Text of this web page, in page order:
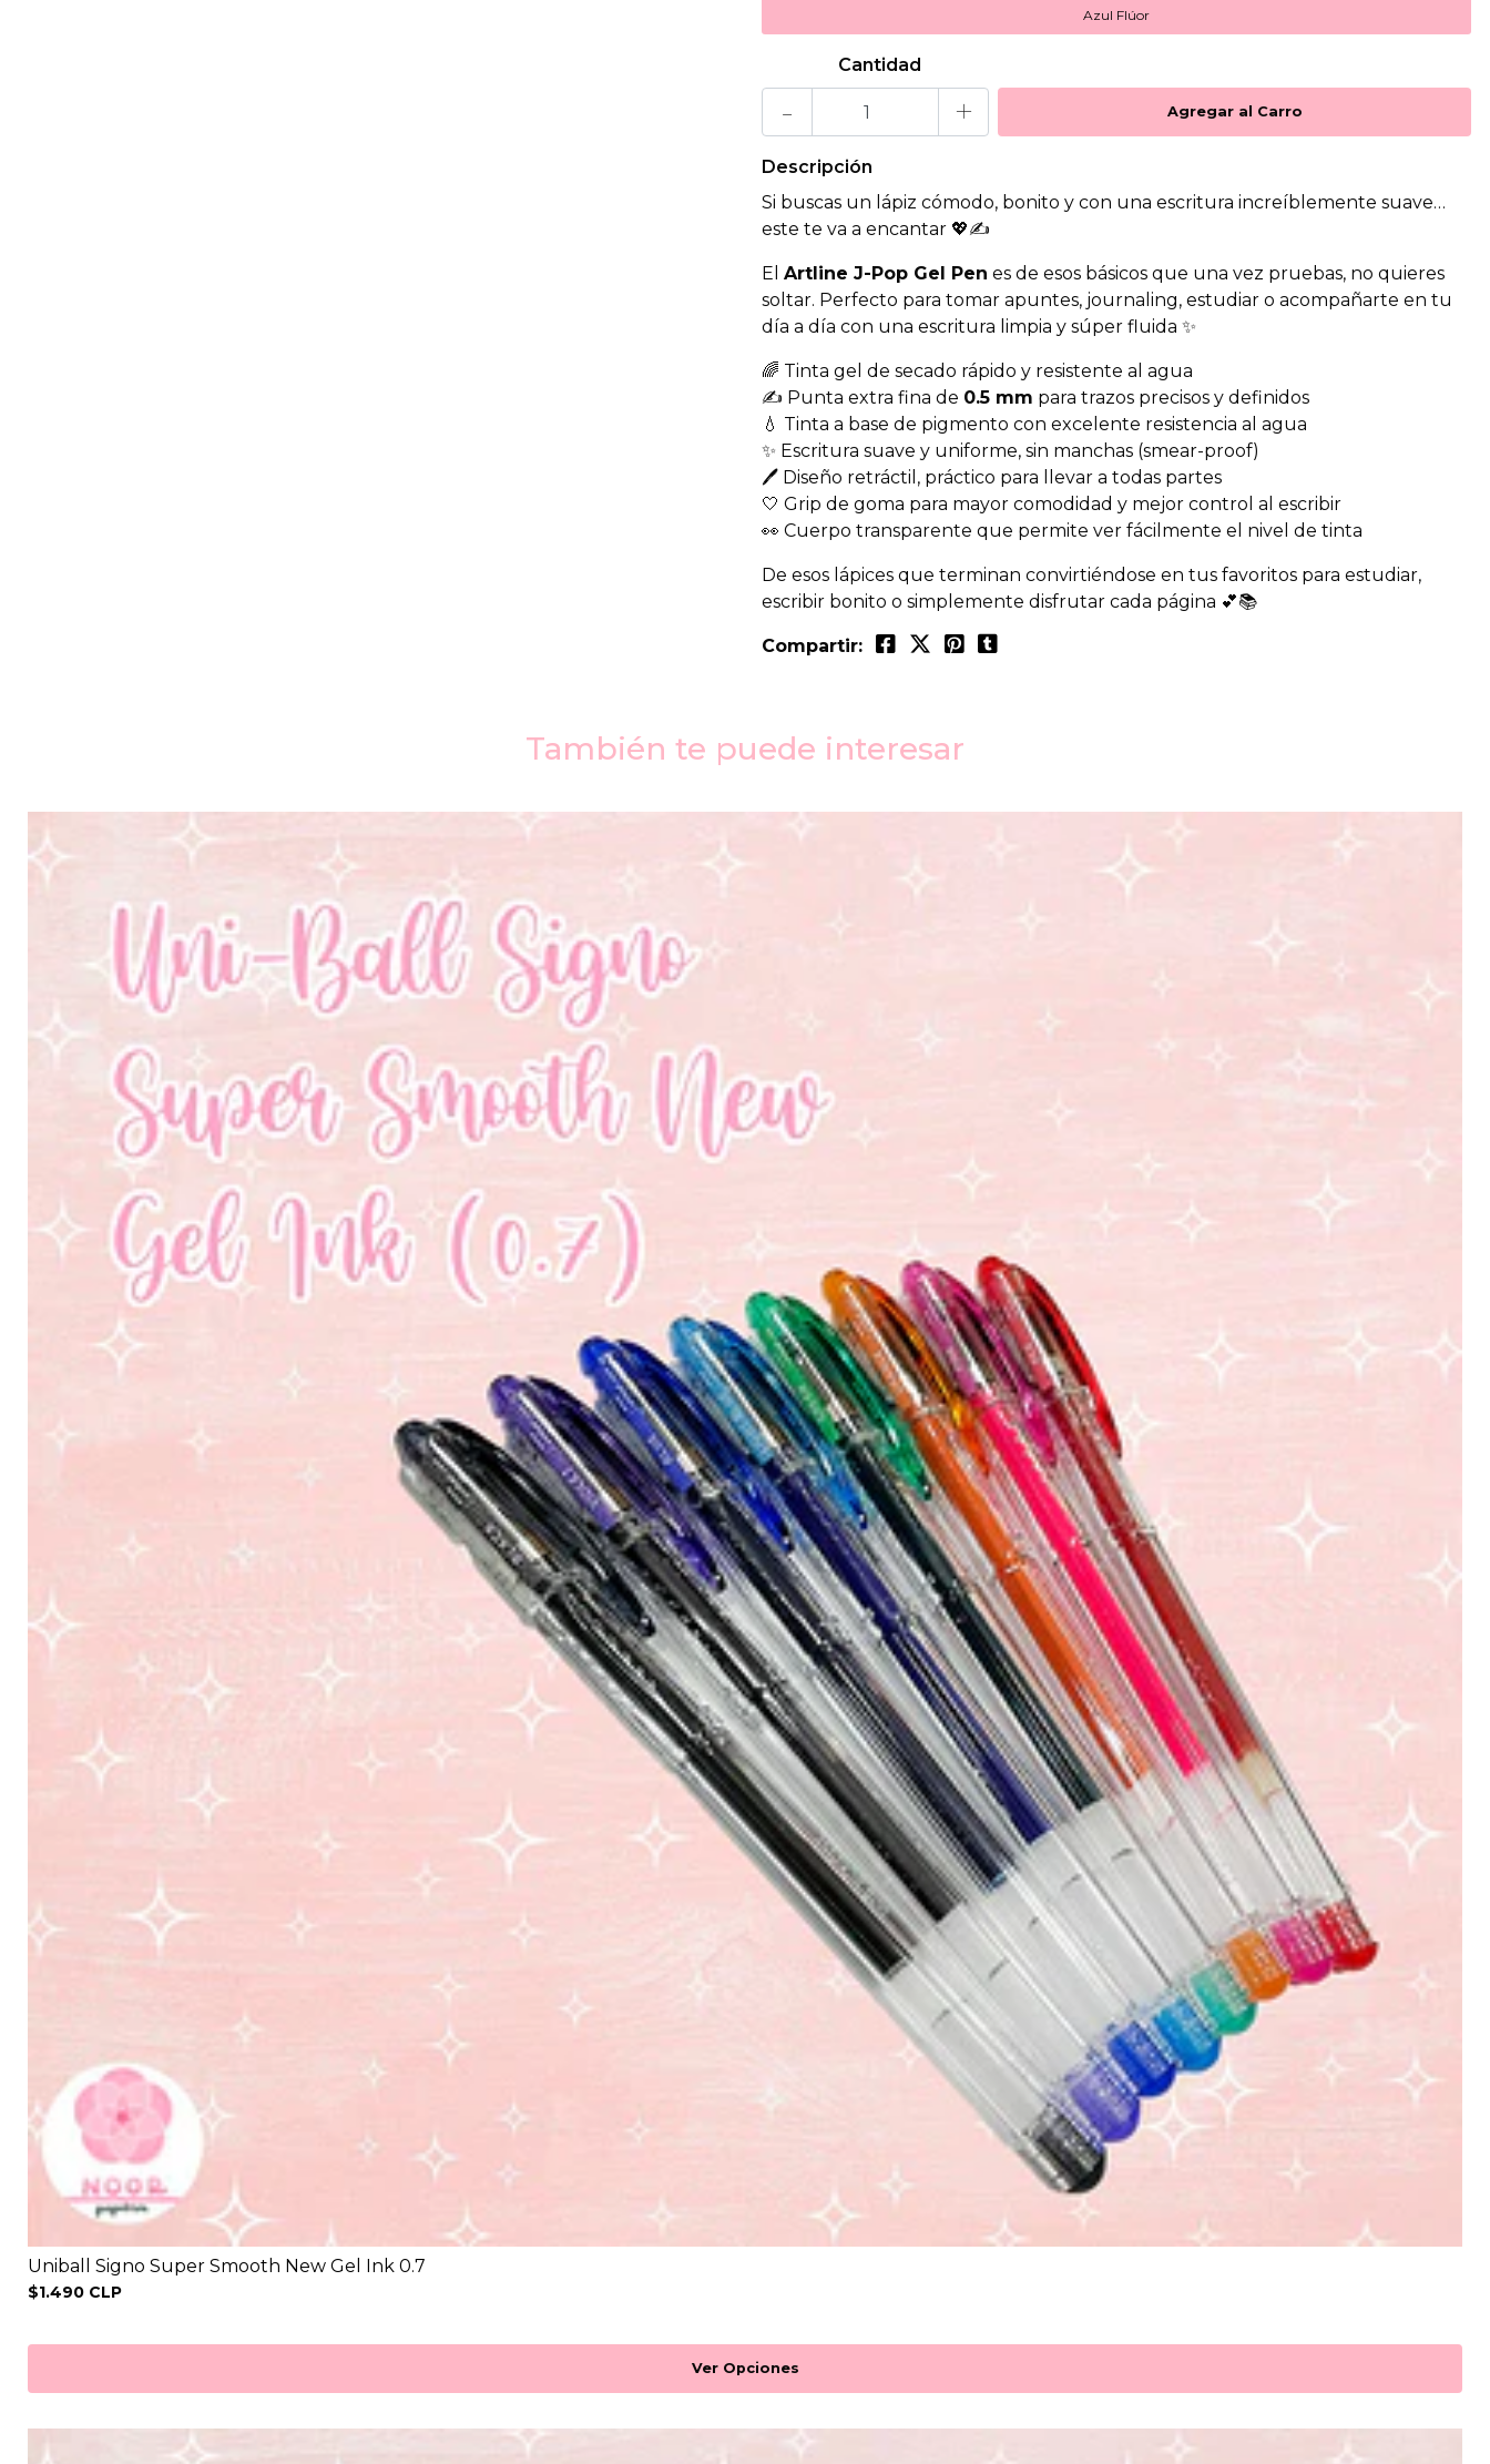
Azul Flúor
Cantidad
- +
Descripción
Si buscas un lápiz cómodo, bonito y con una escritura increíblemente suave…
este te va a encantar 💖✍️
El Artline J-Pop Gel Pen es de esos básicos que una vez pruebas, no quieres
soltar. Perfecto para tomar apuntes, journaling, estudiar o acompañarte en tu
día a día con una escritura limpia y súper fluida ✨
🌈 Tinta gel de secado rápido y resistente al agua
✍️ Punta extra fina de 0.5 mm para trazos precisos y definidos
💧 Tinta a base de pigmento con excelente resistencia al agua
✨ Escritura suave y uniforme, sin manchas (smear-proof)
🖊️ Diseño retráctil, práctico para llevar a todas partes
🤍 Grip de goma para mayor comodidad y mejor control al escribir
👀 Cuerpo transparente que permite ver fácilmente el nivel de tinta
De esos lápices que terminan convirtiéndose en tus favoritos para estudiar,
escribir bonito o simplemente disfrutar cada página 💕📚
Compartir:
También te puede interesar
Uniball Signo Super Smooth New Gel Ink 0.7
$1.490 CLP
Ver Opciones